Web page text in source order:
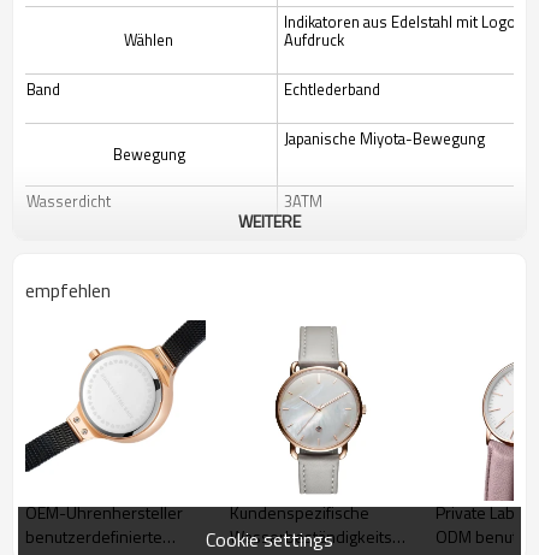
Wählen
Indikatoren aus Edelstahl mit Logo-
Aufdruck
Band Echtlederband
Bewegung
Japanische Miyota-Bewegung
Wasserdicht
3ATM
Kunden
WEITERE
empfehlen
OEM-Uhrenhersteller
benutzerdefinierte
Kundenspezifische
Wasserbeständigkeits-
Private Label
ODM
Cookie settings